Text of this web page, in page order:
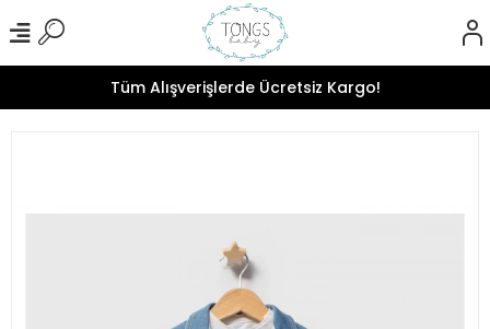
Tüm Alışverişlerde Ücretsiz Kargo!